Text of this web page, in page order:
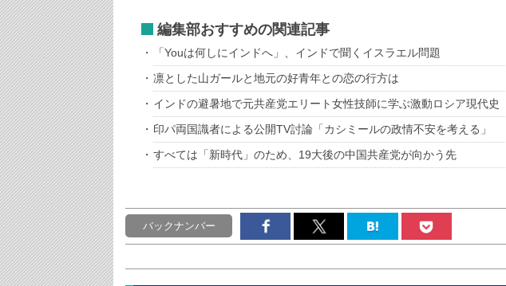
編集部おすすめの関連記事
「Youは何しにインドへ」、インドで聞くイスラエル問題
凛とした山ガールと地元の好青年との恋の行方は
インドの避暑地で元共産党エリート女性技師に学ぶ激動ロシア現代史
印パ両国識者による公開TV討論「カシミールの政情不安を考える」
すべては「新時代」のため、19大後の中国共産党が向かう先
バックナンバー